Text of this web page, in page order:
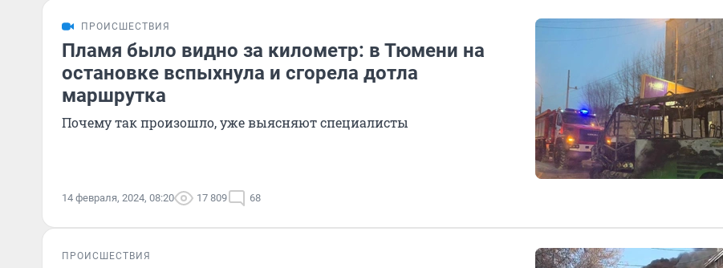
ПРОИСШЕСТВИЯ
Пламя было видно за километр: в Тюмени на
остановке вспыхнула и сгорела дотла
маршрутка
Почему так произошло, уже выясняют специалисты
14 февраля, 2024, 08:20 17 809 68
ПРОИСШЕСТВИЯ